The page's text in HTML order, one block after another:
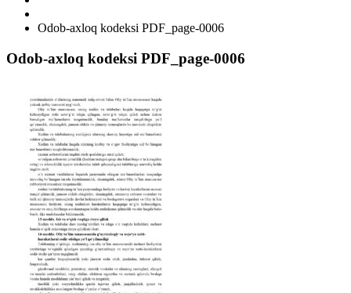
Odob-axloq kodeksi PDF_page-0006
Odob-axloq kodeksi PDF_page-0006